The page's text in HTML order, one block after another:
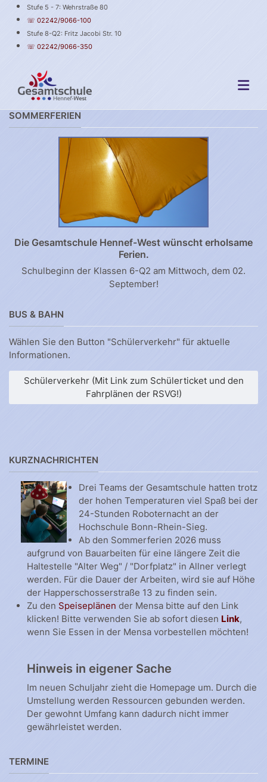
Stufe 5 - 7: Wehrstraße 80
☏ 02242/9066-100
Stufe 8-Q2: Fritz Jacobi Str. 10
☏ 02242/9066-350
SOMMERFERIEN
Die Gesamtschule Hennef-West wünscht erholsame
Ferien.
Schulbeginn der Klassen 6-Q2 am Mittwoch, dem 02.
September!
BUS & BAHN
Wählen Sie den Button "Schülerverkehr" für aktuelle
Informationen.
Schülerverkehr (Mit Link zum Schülerticket und den
Fahrplänen der RSVG!)
KURZNACHRICHTEN
Drei Teams der Gesamtschule hatten trotz
der hohen Temperaturen viel Spaß bei der
24-Stunden Roboternacht an der
Hochschule Bonn-Rhein-Sieg.
Ab den Sommerferien 2026 muss
aufgrund von Bauarbeiten für eine längere Zeit die
Haltestelle "Alter Weg" / "Dorfplatz" in Allner verlegt
werden. Für die Dauer der Arbeiten, wird sie auf Höhe
der Happerschosserstraße 13 zu finden sein.
Zu den Speiseplänen der Mensa bitte auf den Link
klicken! Bitte verwenden Sie ab sofort diesen Link,
wenn Sie Essen in der Mensa vorbestellen möchten!
Hinweis in eigener Sache
Im neuen Schuljahr zieht die Homepage um. Durch die
Umstellung werden Ressourcen gebunden werden.
Der gewohnt Umfang kann dadurch nicht immer
gewährleistet werden.
TERMINE